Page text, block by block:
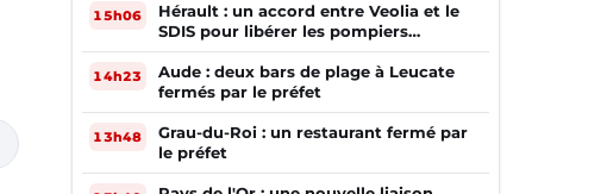
15h06
Hérault : un accord entre Veolia et le
SDIS pour libérer les pompiers
volontaires
14h23
Aude : deux bars de plage à Leucate
fermés par le préfet
13h48
Grau-du-Roi : un restaurant fermé par
le préfet